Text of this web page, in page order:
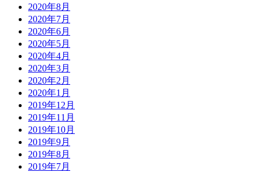
2020年8月
2020年7月
2020年6月
2020年5月
2020年4月
2020年3月
2020年2月
2020年1月
2019年12月
2019年11月
2019年10月
2019年9月
2019年8月
2019年7月